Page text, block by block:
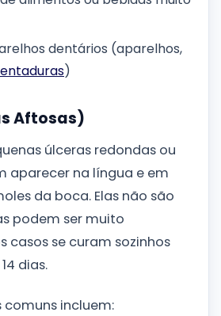
dentários (aparelhos,
)
Aftosas)
úlceras redondas ou
aparecer na língua e em
da boca. Elas não são
podem ser muito
casos se curam sozinhos
dias.
comuns incluem: